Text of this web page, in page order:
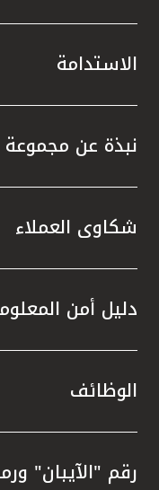
الاستدامة
نبذة عن مجموعة
شكاوى العملاء
دليل أمن
الوظائف
رقم "الآيبان"